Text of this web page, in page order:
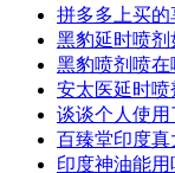
拼多多上买
黑豹延时喷
黑豹喷剂喷
安太医延时
谈谈个人使
百臻堂印度
印度神油能